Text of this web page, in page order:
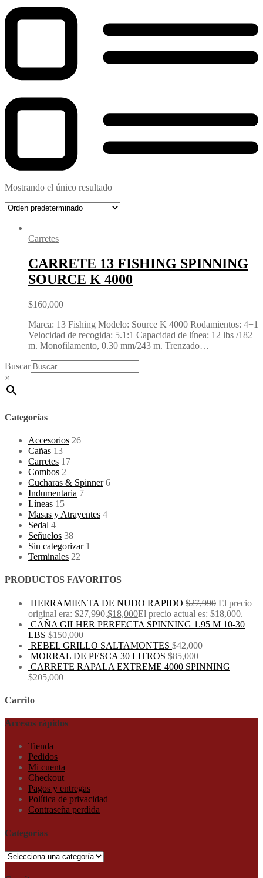
Mostrando el único resultado
Carretes
CARRETE 13 FISHING SPINNING
SOURCE K 4000
$160,000
Marca: 13 Fishing Modelo: Source K 4000 Rodamientos: 4+1
Velocidad de recogida: 5.1:1 Capacidad de línea: 12 lbs /182
m. Monofilamento, 0.30 mm/243 m. Trenzado…
Buscar
×
Categorías
Accesorios 26
Cañas 13
Carretes 17
Combos 2
Cucharas & Spinner 6
Indumentaria 7
Líneas 15
Masas y Atrayentes 4
Sedal 4
Señuelos 38
Sin categorizar 1
Terminales 22
PRODUCTOS FAVORITOS
HERRAMIENTA DE NUDO RAPIDO $27,990 El precio
original era: $27,990.$18,000El precio actual es: $18,000.
CAÑA GILHER PERFECTA SPINNING 1.95 M 10-30
LBS $150,000
REBEL GRILLO SALTAMONTES $42,000
MORRAL DE PESCA 30 LITROS $85,000
CARRETE RAPALA EXTREME 4000 SPINNING
$205,000
Carrito
Accesos rápidos
Tienda
Pedidos
Mi cuenta
Checkout
Pagos y entregas
Política de privacidad
Contraseña perdida
Categorías